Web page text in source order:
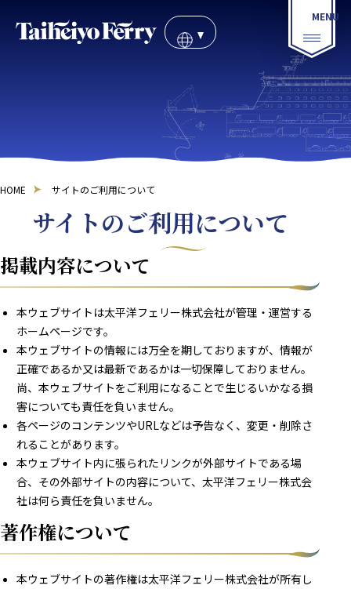
HOME サイトのご利用について
サイトのご利用について
掲載内容について
本ウェブサイトは太平洋フェリー株式会社が管理・運営する
ホームページです。
本ウェブサイトの情報には万全を期しておりますが、情報が
正確であるか又は最新であるかは一切保障しておりません。
尚、本ウェブサイトをご利用になることで生じるいかなる損
害についても責任を負いません。
各ページのコンテンツやURLなどは予告なく、変更・削除さ
れることがあります。
本ウェブサイト内に張られたリンクが外部サイトである場
合、その外部サイトの内容について、太平洋フェリー株式会
社は何ら責任を負いません。
著作権について
本ウェブサイトの著作権は太平洋フェリー株式会社が所有し